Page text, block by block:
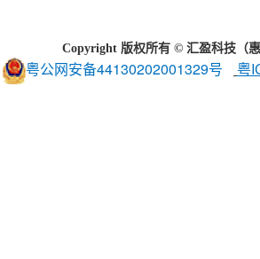
Copyright 版权所有 © 汇盈科技（
粤公网安备44130202001329号 粤